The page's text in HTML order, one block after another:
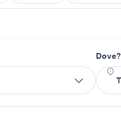
Dove?